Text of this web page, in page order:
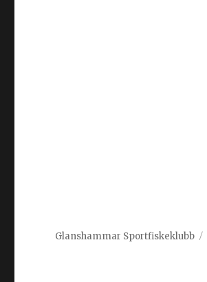
Glanshammar Sportfiskeklubb